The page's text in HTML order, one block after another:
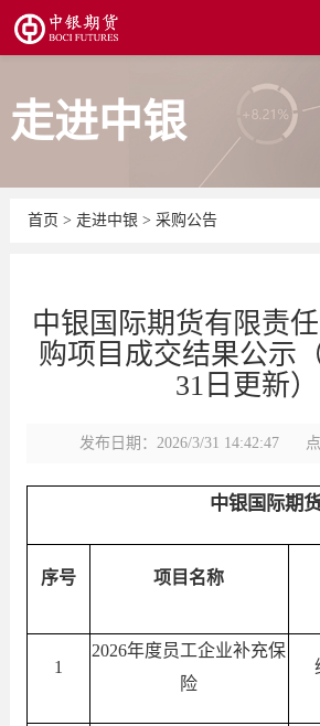
走进中银
首页 > 走进中银 > 采购公告
中银国际期货有限责
购项目成交结果公示
31日更新）
发布日期：2026/3/31 14:42:47
中银国际期
序号 项目名称
1
2026年度员工企业补充保
险